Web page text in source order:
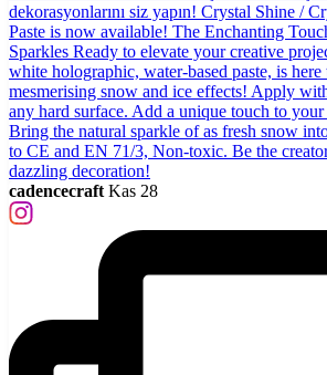
cadencecraft Kas 28